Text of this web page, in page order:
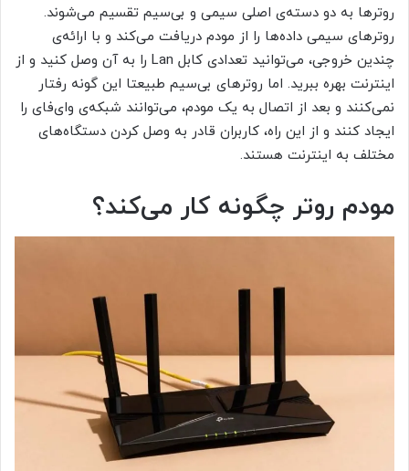
روترها به دو دسته‌ی اصلی سیمی و بی‌سیم تقسیم می‌شوند.
روترهای سیمی داده‌ها را از مودم دریافت می‌کند و با ارائه‌ی
چندین خروجی، می‌توانید تعدادی کابل Lan را به آن وصل کنید و از
اینترنت بهره ببرید. اما روترهای بی‌سیم طبیعتا این گونه رفتار
نمی‌کنند و بعد از اتصال به یک مودم، می‌توانند شبکه‌ی وای‌فای را
ایجاد کنند و از این راه، کاربران قادر به وصل کردن دستگاه‌های
مختلف به اینترنت هستند.
مودم روتر چگونه کار می‌کند؟